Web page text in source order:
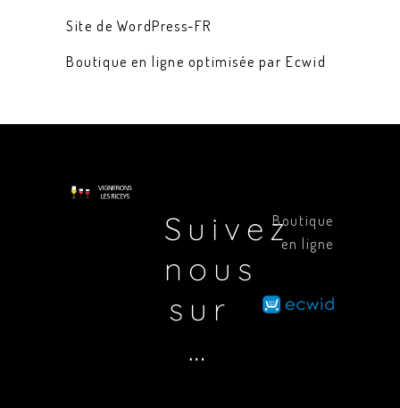
Site de WordPress-FR
Boutique en ligne optimisée par Ecwid
Suivez
nous
sur
…
Boutique
en ligne